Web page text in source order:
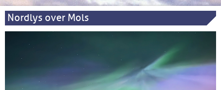
Nordlys over Mols